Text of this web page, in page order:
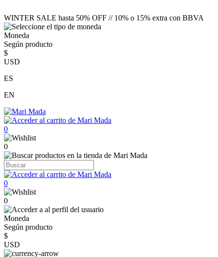
WINTER SALE hasta 50% OFF // 10% o 15% extra con BBVA
Moneda
Según producto
$
USD
ES
EN
0
0
0
0
Moneda
Según producto
$
USD